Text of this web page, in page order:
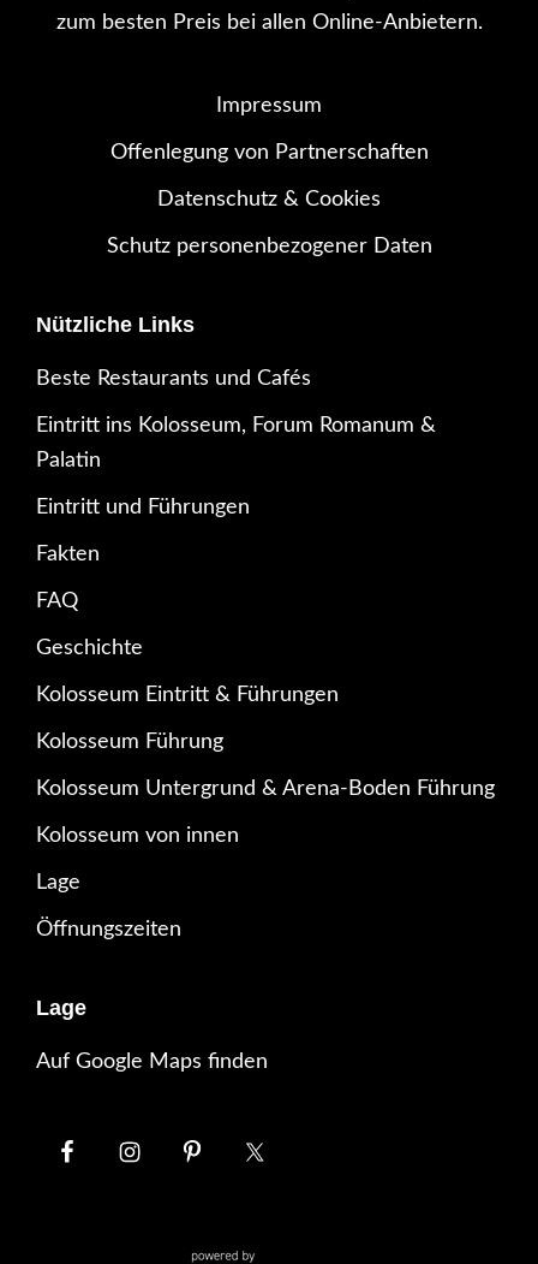
zum besten Preis bei allen Online-Anbietern.
Impressum
Offenlegung von Partnerschaften
Datenschutz & Cookies
Schutz personenbezogener Daten
Nützliche Links
Beste Restaurants und Cafés
Eintritt ins Kolosseum, Forum Romanum &
Palatin
Eintritt und Führungen
Fakten
FAQ
Geschichte
Kolosseum Eintritt & Führungen
Kolosseum Führung
Kolosseum Untergrund & Arena-Boden Führung
Kolosseum von innen
Lage
Öffnungszeiten
Lage
Auf Google Maps finden